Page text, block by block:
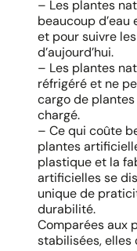
– Les plantes
beaucoup
et pour suivre
d’aujourd’hui.
– Les plantes
réfrigéré et ne
cargo de
chargé.
– Ce qui coûte
plantes
plastique et la
artificielles se
unique de
durabilité.
Comparées aux
stabilisées, elles